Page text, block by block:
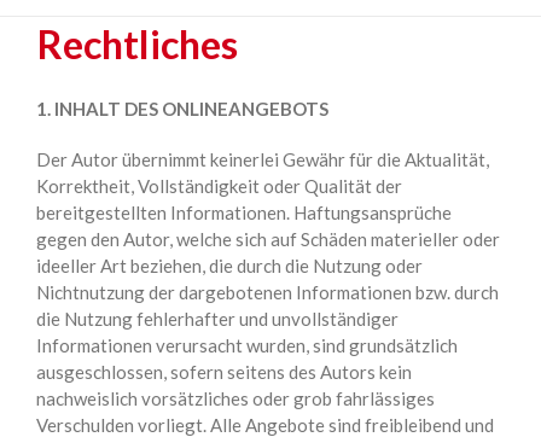
Rechtliches
1. INHALT DES ONLINEANGEBOTS
Der Autor übernimmt keinerlei Gewähr für die Aktualität,
Korrektheit, Vollständigkeit oder Qualität der
bereitgestellten Informationen. Haftungsansprüche
gegen den Autor, welche sich auf Schäden materieller oder
ideeller Art beziehen, die durch die Nutzung oder
Nichtnutzung der dargebotenen Informationen bzw. durch
die Nutzung fehlerhafter und unvollständiger
Informationen verursacht wurden, sind grundsätzlich
ausgeschlossen, sofern seitens des Autors kein
nachweislich vorsätzliches oder grob fahrlässiges
Verschulden vorliegt. Alle Angebote sind freibleibend und